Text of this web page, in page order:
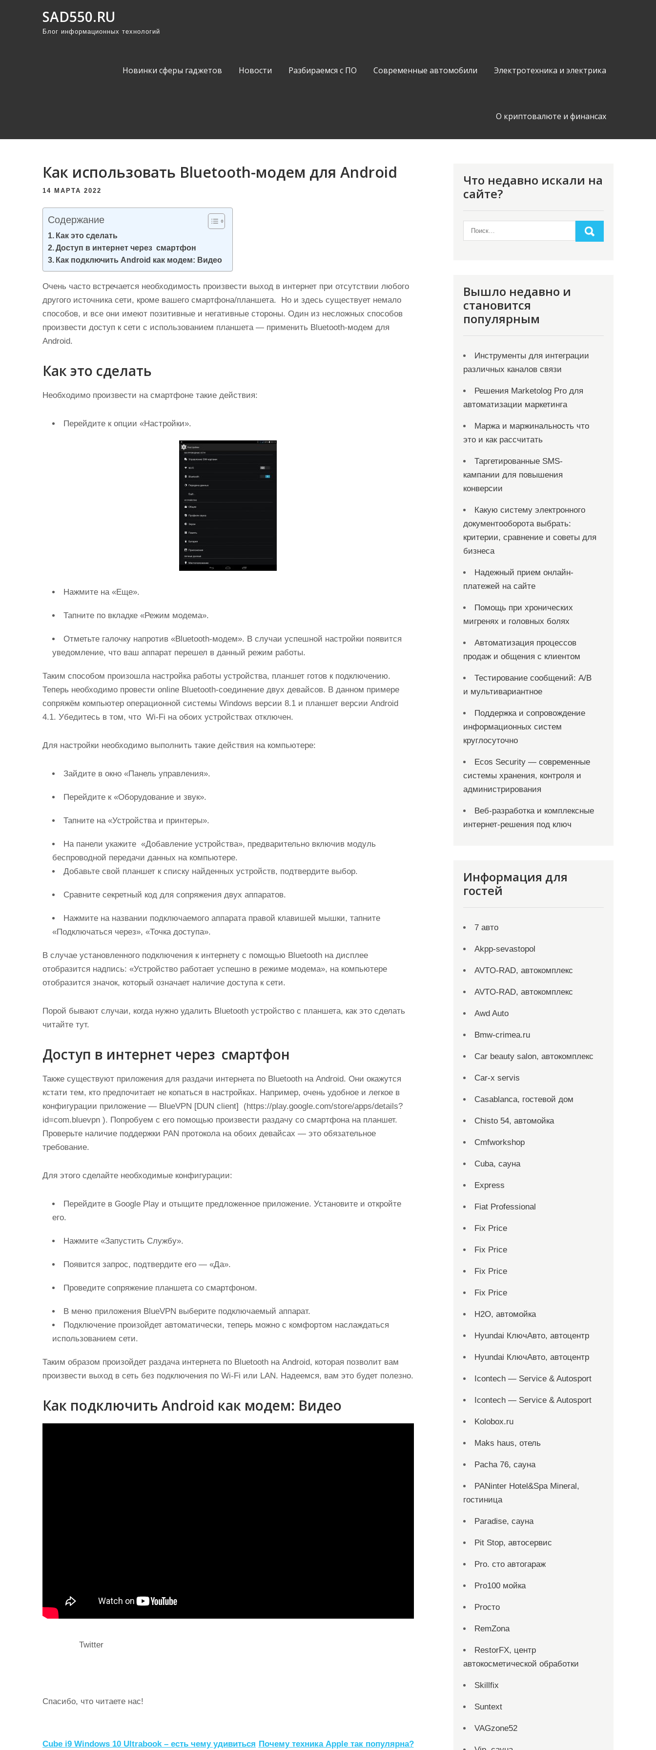
SAD550.RU
Блог информационных технологий
Новинки сферы гаджетов Новости Разбираемся с ПО Современные автомобили Электротехника и электрика
О криптовалюте и финансах
Как использовать Bluetooth-модем для Android
14 МАРТА 2022
Содержание
Как это сделать
Доступ в интернет через смартфон
Как подключить Android как модем: Видео
Очень часто встречается необходимость произвести выход в интернет при отсутствии любого
другого источника сети, кроме вашего смартфона/планшета. Но и здесь существует немало
способов, и все они имеют позитивные и негативные стороны. Один из несложных способов
произвести доступ к сети с использованием планшета — применить Bluetooth-модем для
Android.
Как это сделать
Необходимо произвести на смартфоне такие действия:
Перейдите к опции «Настройки».
Нажмите на «Еще».
Тапните по вкладке «Режим модема».
Отметьте галочку напротив «Bluetooth-модем». В случаи успешной настройки появится
уведомление, что ваш аппарат перешел в данный режим работы.
Таким способом произошла настройка работы устройства, планшет готов к подключению.
Теперь необходимо провести online Bluetooth-соединение двух девайсов. В данном примере
сопряжём компьютер операционной системы Windows версии 8.1 и планшет версии Android
4.1. Убедитесь в том, что Wi-Fi на обоих устройствах отключен.
Для настройки необходимо выполнить такие действия на компьютере:
Зайдите в окно «Панель управления».
Перейдите к «Оборудование и звук».
Тапните на «Устройства и принтеры».
На панели укажите «Добавление устройства», предварительно включив модуль
беспроводной передачи данных на компьютере.
Добавьте свой планшет к списку найденных устройств, подтвердите выбор.
Сравните секретный код для сопряжения двух аппаратов.
Нажмите на названии подключаемого аппарата правой клавишей мышки, тапните
«Подключаться через», «Точка доступа».
В случае установленного подключения к интернету с помощью Bluetooth на дисплее
отобразится надпись: «Устройство работает успешно в режиме модема», на компьютере
отобразится значок, который означает наличие доступа к сети.
Порой бывают случаи, когда нужно удалить Bluetooth устройство с планшета, как это сделать
читайте тут.
Доступ в интернет через смартфон
Также существуют приложения для раздачи интернета по Bluetooth на Android. Они окажутся
кстати тем, кто предпочитает не копаться в настройках. Например, очень удобное и легкое в
конфигурации приложение — BlueVPN [DUN client] (https://play.google.com/store/apps/details?
id=com.bluevpn ). Попробуем с его помощью произвести раздачу со смартфона на планшет.
Проверьте наличие поддержки PAN протокола на обоих девайсах — это обязательное
требование.
Для этого сделайте необходимые конфигурации:
Перейдите в Google Play и отыщите предложенное приложение. Установите и откройте
его.
Нажмите «Запустить Службу».
Появится запрос, подтвердите его — «Да».
Проведите сопряжение планшета со смартфоном.
В меню приложения BlueVPN выберите подключаемый аппарат.
Подключение произойдет автоматически, теперь можно с комфортом наслаждаться
использованием сети.
Таким образом произойдет раздача интернета по Bluetooth на Android, которая позволит вам
произвести выход в сеть без подключения по Wi-Fi или LAN. Надеемся, вам это будет полезно.
Как подключить Android как модем: Видео
Twitter
Спасибо, что читаете нас!
Н
Cube i9 Windows 10 Ultrabook – есть чему удивиться Почему техника Apple так популярна?
Что недавно искали на
сайте?
Вышло недавно и
становится
популярным
Инструменты для интеграции
различных каналов связи
Решения Marketolog Pro для
автоматизации маркетинга
Маржа и маржинальность что
это и как рассчитать
Таргетированные SMS-
кампании для повышения
конверсии
Какую систему электронного
документооборота выбрать:
критерии, сравнение и советы для
бизнеса
Надежный прием онлайн-
платежей на сайте
Помощь при хронических
мигренях и головных болях
Автоматизация процессов
продаж и общения с клиентом
Тестирование сообщений: A/B
и мультивариантное
Поддержка и сопровождение
информационных систем
круглосуточно
Ecos Security — современные
системы хранения, контроля и
администрирования
Веб-разработка и комплексные
интернет-решения под ключ
Информация для
гостей
7 авто
Akpp-sevastopol
AVTO-RAD, автокомплекс
AVTO-RAD, автокомплекс
Awd Auto
Bmw-crimea.ru
Car beauty salon, автокомплекс
Car-x servis
Casablanca, гостевой дом
Chisto 54, автомойка
Cmfworkshop
Cuba, сауна
Express
Fiat Professional
Fix Price
Fix Price
Fix Price
Fix Price
H2O, автомойка
Hyundai КлючАвто, автоцентр
Hyundai КлючАвто, автоцентр
Icontech — Service & Autosport
Icontech — Service & Autosport
Kolobox.ru
Maks haus, отель
Pacha 76, сауна
PANinter Hotel&Spa Mineral,
гостиница
Paradise, сауна
Pit Stop, автосервис
Pro. cтo автогараж
Pro100 мойка
Proсто
RemZona
RestorFX, центр
автокосметической обработки
Skillfix
Suntext
VAGzone52